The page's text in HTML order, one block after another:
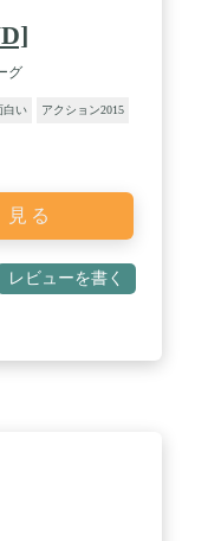
グ
白い アクション2015
る
レビューを書く